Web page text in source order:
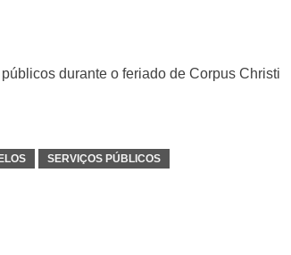
durante o feriado de Corpus Christi
SERVIÇOS PÚBLICOS